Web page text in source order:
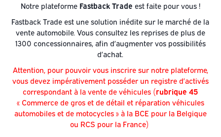
Notre plateforme Fastback Trade est faite pour vous !
Fastback Trade est une solution inédite sur le marché de la
vente automobile. Vous consultez les reprises de plus de
1300 concessionnaires, afin d’augmenter vos possibilités
d’achat.
Attention, pour pouvoir vous inscrire sur notre plateforme,
vous devez impérativement posséder un registre d’activés
correspondant à la vente de véhicules (rubrique 45
« Commerce de gros et de détail et réparation véhicules
automobiles et de motocycles » à la BCE pour la Belgique
ou RCS pour la France)